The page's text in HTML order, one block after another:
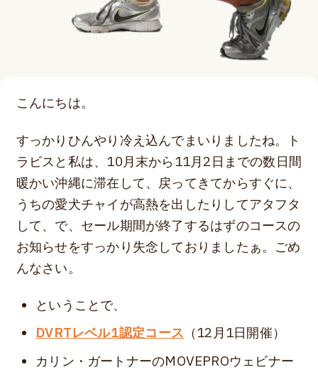
こんにちは。
すっかりひんやり冷え込んでまいりましたね。ト
ラビスと私は、10月末から11月2日までの数日間
暖かい沖縄に滞在して、戻ってきてからすぐに、
うちの愛犬チャイが高熱を出したりしてアタフタ
して、で、セール期間が終了するはずのコースの
お知らせをすっかり失念しておりましたぁ。ごめ
んなさい。
ということで、
DVRTレベル1認定コース （12月1日開催）
カリン・ガートナーのMOVEPROウェビナー